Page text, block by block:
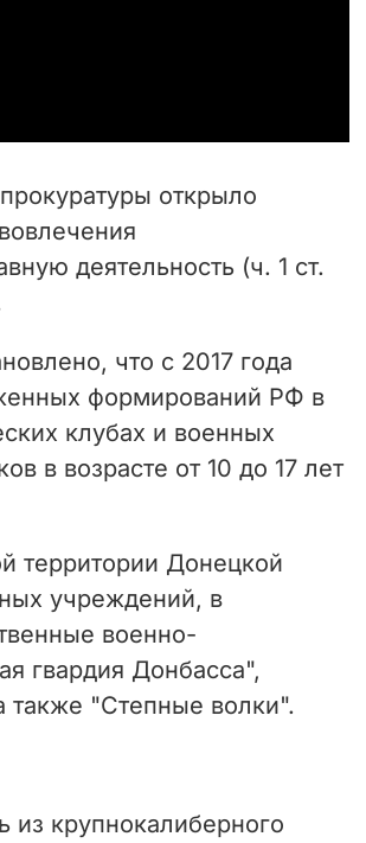
открыло
деятельность (ч. 1 ст.
что с 2017 года
формирований РФ в
клубах и военных
в возрасте от 10 до 17 лет
территории Донецкой
учреждений, в
военно-
гвардия Донбасса",
также "Степные волки".
из крупнокалиберного